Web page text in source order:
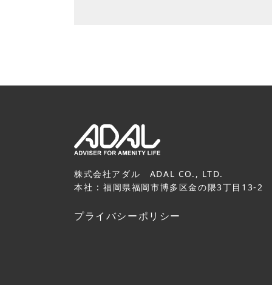
株式会社アダル ADAL CO., LTD.
本社 : 福岡県福岡市博多区金の隈3丁目13-2
プライバシーポリシー